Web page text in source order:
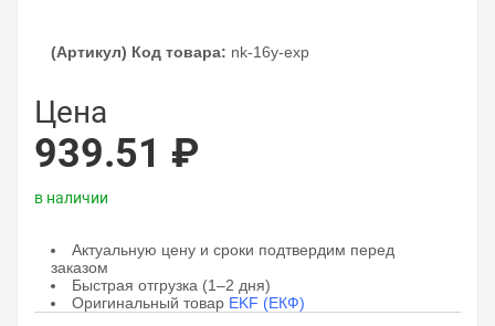
(Артикул) Код товара: nk-16y-exp
Цена
939.51 ₽
в наличии
Актуальную цену и сроки подтвердим перед
заказом
Быстрая отгрузка (1–2 дня)
Оригинальный товар EKF (ЕКФ)